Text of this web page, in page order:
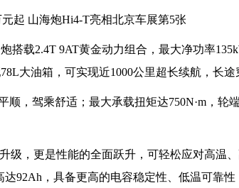
搭载2.4T 9AT黄金动力组合，最大净功率
大油箱，可实现近1000公里超长续航，长途
顺，驾乘舒适；最大承载扭矩达750N·m，轮
级，更是性能的全面跃升，可轻松应对高温
92Ah，具备更高的电容稳定性、低温可靠